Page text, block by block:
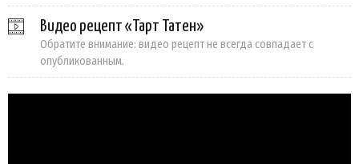
Видео рецепт «Тарт Татен»
Обратите внимание: видео рецепт не всегда совпадает с
опубликованным.